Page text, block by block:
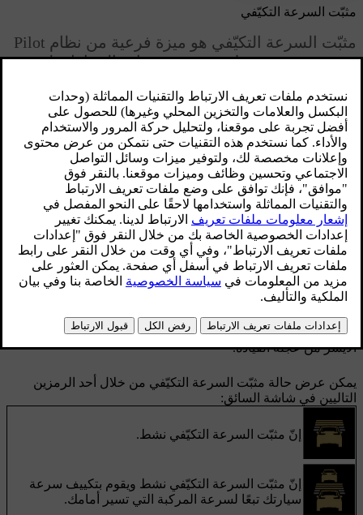
محدّث 28‏/10‏/2024
مثبّت السرعة التكيّفي
مثبّت السرعة التكيّفي هو ميزة فرعية من نظام Pilot
Assist، حيث يشترك معه في قدرات الحفاظ على
في التوجيه.
عند استخدام مثبّت السرعة التكيّفي، ستعمل سيارتك على الحفاظ
على السرعة التي حدّدتها والمسافة المطلوبة بينها وبين المركبات
الأخرى. يمكنك تعديل السرعة المستهدفة والمسافة الفاصلة عن
المركبات أمامك بسهولة باستخدام أدوات التحكّم الموجودة في
عجلة القيادة.
ويمكنك أيضًا تعيين نظام مثبّت السرعة التكيّفي كميزة القيادة
المساعدة الافتراضية من خلال إعدادات السيارة. هذا يتيح لك تفعيل
النظام باستخدام زر Pilot Assist
الموجود على عجلة القيادة.
باستخدام زرّ التبديل
في لوحة التحكّم الموجودة على الجانب
الأيسر من عجلة القيادة.
يمكن عرض حالة مثبّت السرعة التكيّفي من خلال أحد الرمزين
التاليين في شاشة السائق:
إنّ مثبّت السرعة التكيّفي نشط.
إنّ مثبّت السرعة التكيّفي نشط ويقوم بتكييف سرعة
سيارتك تبعًا لسرعة المركبة التي تسير أمامك.